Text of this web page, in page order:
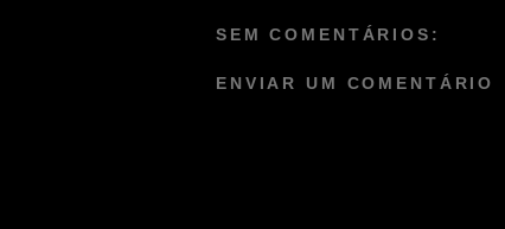
SEM COMENTÁRIOS:
ENVIAR UM COMENTÁRIO